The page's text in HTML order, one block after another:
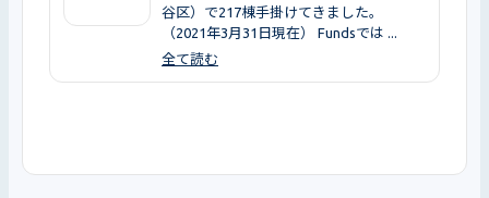
谷区）で217棟手掛けてきました。
（2021年3月31日現在） Fundsでは ...
全て読む